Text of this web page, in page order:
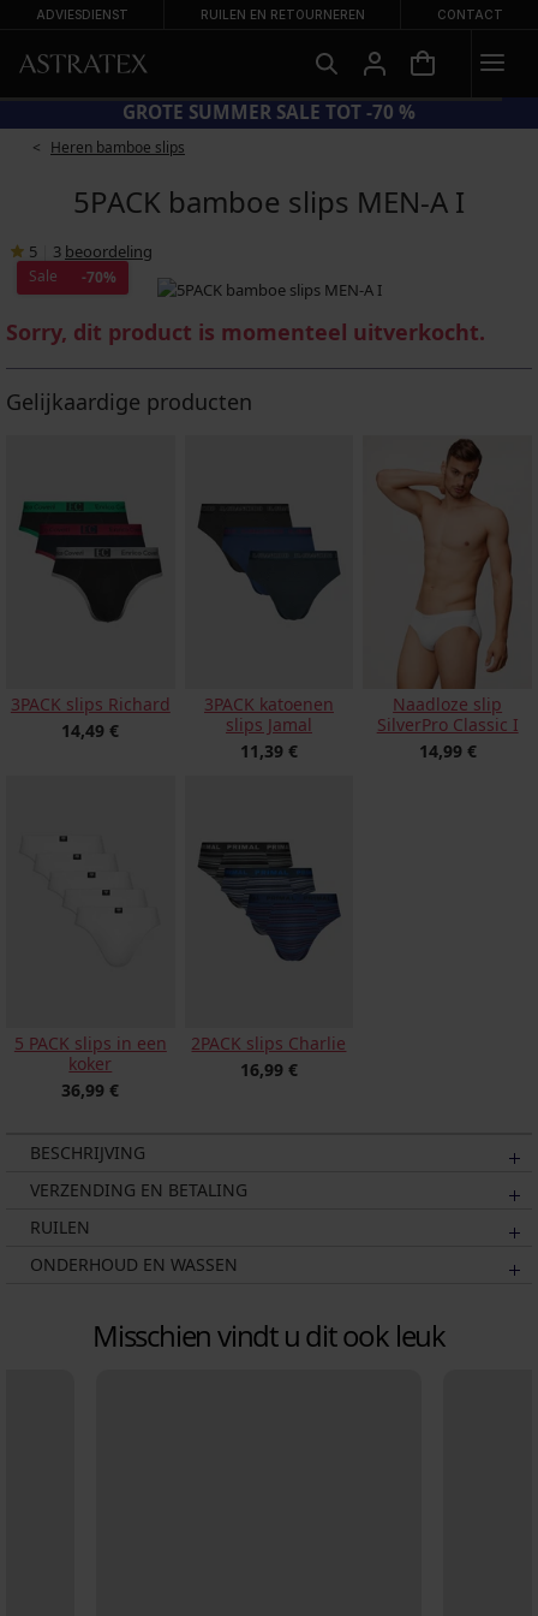
ADVIESDIENST RUILEN EN RETOURNEREN CONTACT
GROTE SUMMER SALE TOT -70 %
Heren bamboe slips
5PACK bamboe slips MEN-A I
5 3 beoordeling
Sale -70%
Sorry, dit product is momenteel uitverkocht.
Gelijkaardige producten
3PACK slips Richard
14,49 €
3PACK katoenen
slips Jamal
11,39 €
Naadloze slip
SilverPro Classic I
14,99 €
5 PACK slips in een
koker
36,99 €
2PACK slips Charlie
16,99 €
BESCHRIJVING
VERZENDING EN BETALING
RUILEN
ONDERHOUD EN WASSEN
Misschien vindt u dit ook leuk